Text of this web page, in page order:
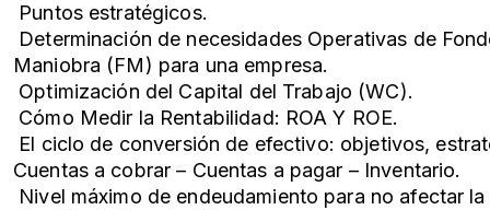
Puntos estratégicos.
Determinación de necesidades Operativas de
Maniobra (FM) para una empresa.
Optimización del Capital del Trabajo (WC).
Cómo Medir la Rentabilidad: ROA Y ROE.
El ciclo de conversión de efectivo: objetivos,
Cuentas a cobrar – Cuentas a pagar – Inventario.
Nivel máximo de endeudamiento para no afectar